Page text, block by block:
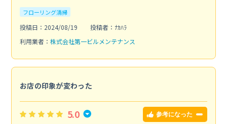
フローリング清掃
投稿日：2024/08/19
投稿者：ﾅｶﾊﾗ
利用業者： 株式会社第一ビルメンテナンス
お店の印象が変わった
5.0 参考になった